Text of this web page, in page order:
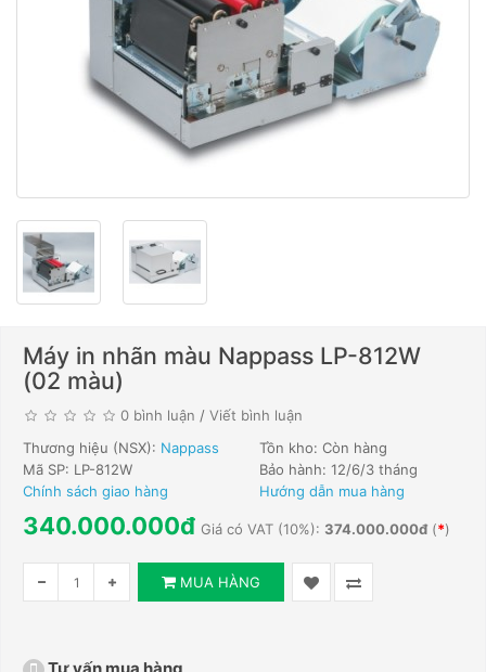
Máy in nhãn màu Nappass LP-812W
(02 màu)
0 bình luận / Viết bình luận
Thương hiệu (NSX): Nappass
Mã SP: LP-812W
Chính sách giao hàng
Tồn kho: Còn hàng
Bảo hành: 12/6/3 tháng
Hướng dẫn mua hàng
340.000.000đ Giá có VAT (10%): 374.000.000đ(*)
MUA HÀNG